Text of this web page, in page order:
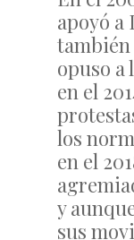
apoyó a
también
opuso a
en el
los
en el
y
sus